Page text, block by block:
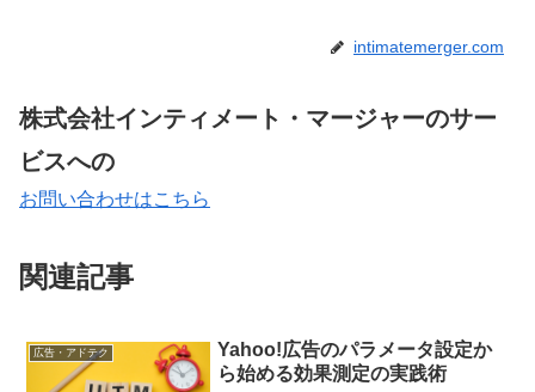
intimatemerger.com
株式会社インティメート・マージャーのサー
ビスへの
お問い合わせはこちら
関連記事
広告・アドテク
Yahoo!広告のパラメータ設定か
ら始める効果測定の実践術